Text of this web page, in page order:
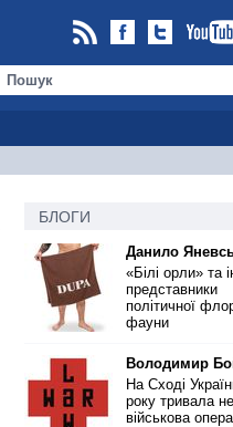
БЛОГИ
Данило
«Білі орли» та
представники
політичної
фауни
Володимир
На Сході
року тривала
військова